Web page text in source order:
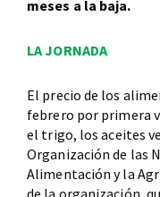
meses a la baja.
LA JORNADA
El precio de los
febrero por primera
el trigo, los aceites
Organización de las
Alimentación y la
de la organización,